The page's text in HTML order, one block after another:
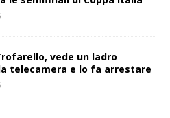
vede un ladro
telecamera e lo fa arrestare